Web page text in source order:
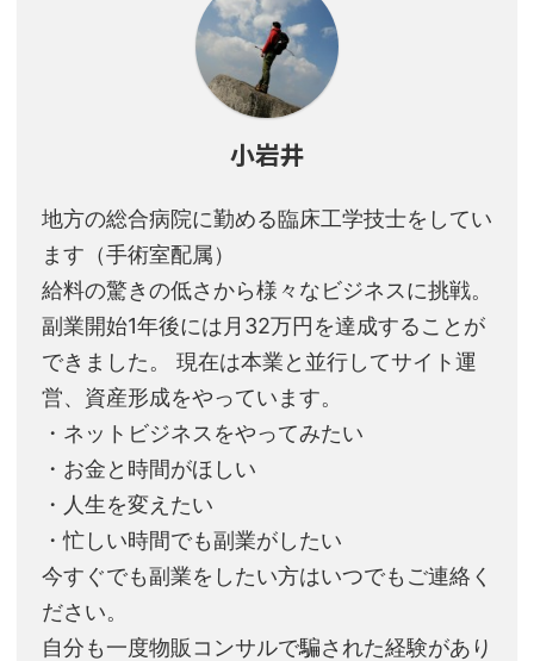
小岩井
地方の総合病院に勤める臨床工学技士をしてい
ます（手術室配属）
給料の驚きの低さから様々なビジネスに挑戦。
副業開始1年後には月32万円を達成することが
できました。 現在は本業と並行してサイト運
営、資産形成をやっています。
・ネットビジネスをやってみたい
・お金と時間がほしい
・人生を変えたい
・忙しい時間でも副業がしたい
今すぐでも副業をしたい方はいつでもご連絡く
ださい。
自分も一度物販コンサルで騙された経験があり